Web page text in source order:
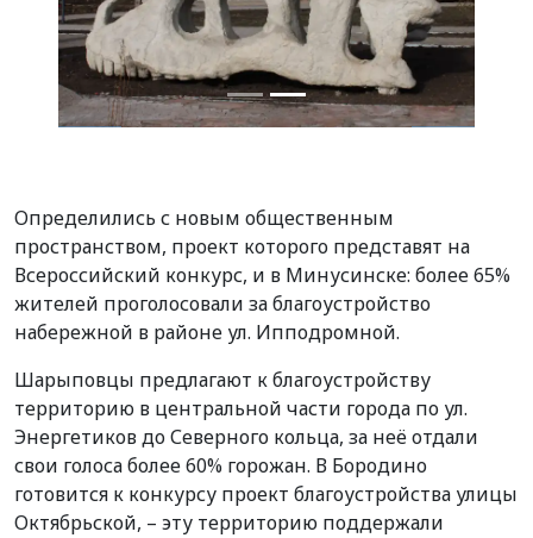
Определились с новым общественным
пространством, проект которого представят на
Всероссийский конкурс, и в Минусинске: более 65%
жителей проголосовали за благоустройство
набережной в районе ул. Ипподромной.
Шарыповцы предлагают к благоустройству
территорию в центральной части города по ул.
Энергетиков до Северного кольца, за неё отдали
свои голоса более 60% горожан. В Бородино
готовится к конкурсу проект благоустройства улицы
Октябрьской, – эту территорию поддержали